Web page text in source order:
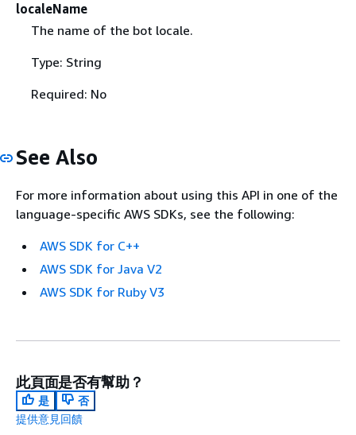
localeName
The name of the bot locale.
Type: String
Required: No
See Also
For more information about using this API in one of the
language-specific AWS SDKs, see the following:
AWS SDK for C++
AWS SDK for Java V2
AWS SDK for Ruby V3
此頁面是否有幫助？
是
否
提供意見回饋